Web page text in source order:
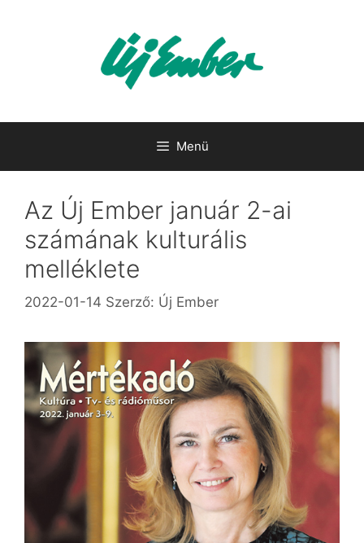
Menü
Az Új Ember január 2-ai
számának kulturális
melléklete
2022-01-14 Szerző: Új Ember